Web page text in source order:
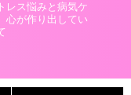
レス悩みと病気ケ
心が作り出してい